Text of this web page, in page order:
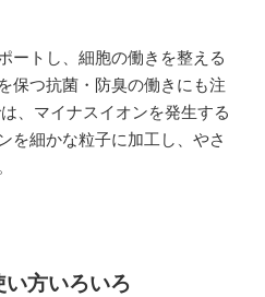
ートし、細胞の働きを整える
保つ抗菌・防臭の働きにも注
、マイナスイオンを発生する
を細かな粒子に加工し、やさ
方いろいろ